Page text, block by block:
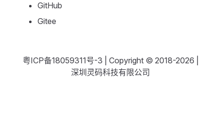
GitHub
Gitee
粤ICP备18059311号-3 | Copyright © 2018-2026 |
深圳灵码科技有限公司